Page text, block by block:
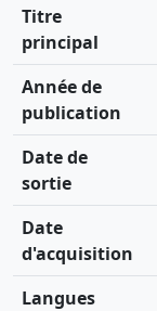
Titre
principal
Année de
publication
Date de
sortie
Date
d'acquisition
Langues